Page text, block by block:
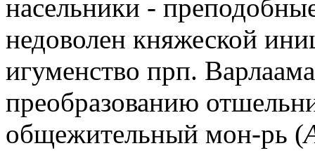
насельники -
недоволен княжеской
игуменство прп.
преобразованию
общежительный мон-рь (